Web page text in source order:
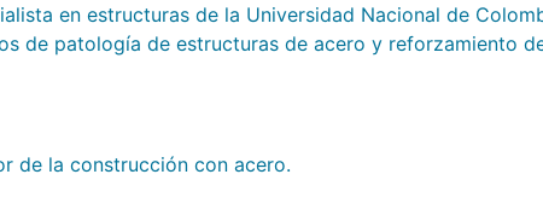
en estructuras de la Universidad Nacional de
de patología de estructuras de acero y reforzamiento
de la construcción con acero.